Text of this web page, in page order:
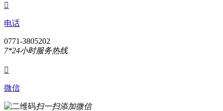

电话
0771-3805202
7*24小时服务热线

微信
扫一扫添加微信